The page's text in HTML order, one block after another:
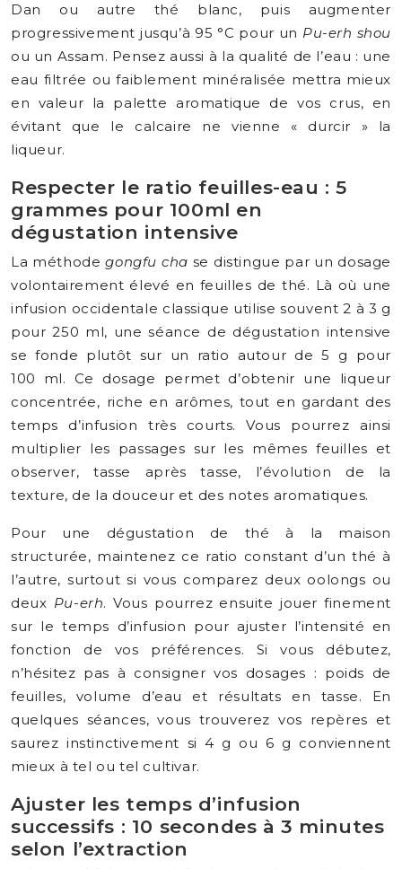
Dan ou autre thé blanc, puis augmenter
progressivement jusqu’à 95 °C pour un Pu-erh shou
ou un Assam. Pensez aussi à la qualité de l’eau : une
eau filtrée ou faiblement minéralisée mettra mieux
en valeur la palette aromatique de vos crus, en
évitant que le calcaire ne vienne « durcir » la
liqueur.
Respecter le ratio feuilles-eau : 5
grammes pour 100ml en
dégustation intensive
La méthodegongfu cha se distingue par un dosage
volontairement élevé en feuilles de thé. Là où une
infusion occidentale classique utilise souvent 2 à 3 g
pour 250 ml, une séance de dégustation intensive
se fonde plutôt sur un ratio autour de 5 g pour
100 ml. Ce dosage permet d’obtenir une liqueur
concentrée, riche en arômes, tout en gardant des
temps d’infusion très courts. Vous pourrez ainsi
multiplier les passages sur les mêmes feuilles et
observer, tasse après tasse, l’évolution de la
texture, de la douceur et des notes aromatiques.
Pour une dégustation de thé à la maison
structurée, maintenez ce ratio constant d’un thé à
l’autre, surtout si vous comparez deux oolongs ou
deux Pu-erh. Vous pourrez ensuite jouer finement
sur le temps d’infusion pour ajuster l’intensité en
fonction de vos préférences. Si vous débutez,
n’hésitez pas à consigner vos dosages : poids de
feuilles, volume d’eau et résultats en tasse. En
quelques séances, vous trouverez vos repères et
saurez instinctivement si 4 g ou 6 g conviennent
mieux à tel ou tel cultivar.
Ajuster les temps d’infusion
successifs : 10 secondes à 3 minutes
selon l’extraction